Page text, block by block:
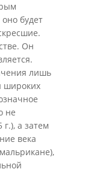
будет
Он
лишь
широких
не
а затем
века